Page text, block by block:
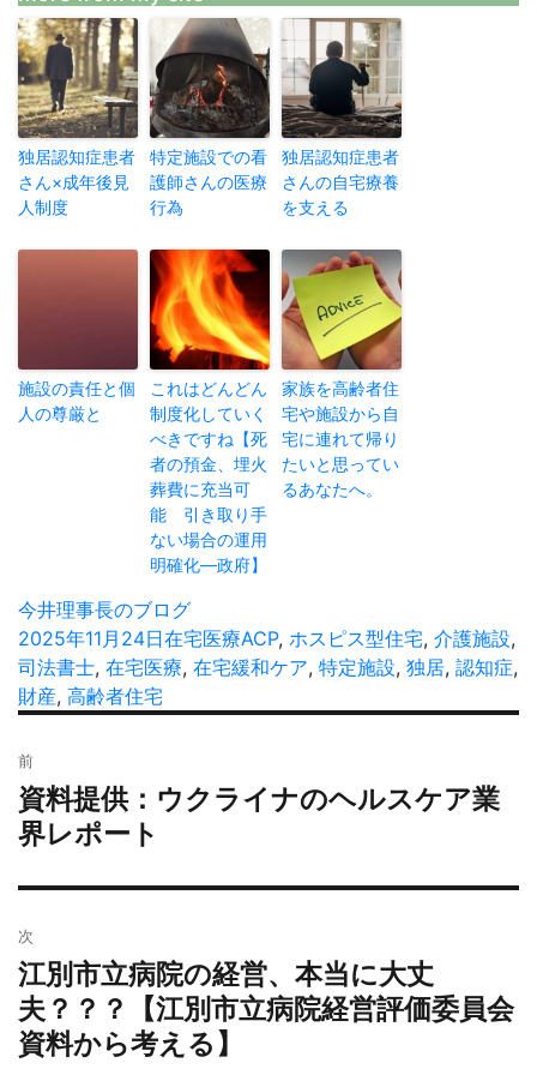
独居認知症患者
さん×成年後見
人制度
特定施設での看
護師さんの医療
行為
独居認知症患者
さんの自宅療養
を支える
施設の責任と個
人の尊厳と
これはどんどん
制度化していく
べきですね【死
者の預金、埋火
葬費に充当可
能 引き取り手
ない場合の運用
明確化―政府】
家族を高齢者住
宅や施設から自
宅に連れて帰り
たいと思ってい
るあなたへ。
投
稿
者
今井理事長のブログ
投
稿
日:
2025年11月24日カ
テ
在宅医療タ
グ
ACP, ホスピス型住宅, 介護施設,
司法書士, 在宅医療, 在宅緩和ケア, 特定施設, 独居, 認知症,
財産, 高齢者住宅
稿
ナ
ビ
シ
ョ
ン
前
過
去
の
投
資料提供：ウクライナのヘルスケア業
界レポート
次
次
の
投
稿:
江別市立病院の経営、本当に大丈
夫？？？【江別市立病院経営評価委員会
資料から考える】